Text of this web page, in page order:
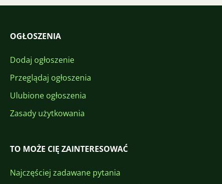
OGŁOSZENIA
Dodaj ogłoszenie
Przeglądaj ogłoszenia
Ulubione ogłoszenia
Zasady użytkowania
TO MOŻE CIĘ ZAINTERESOWAĆ
Najczęściej zadawane pytania